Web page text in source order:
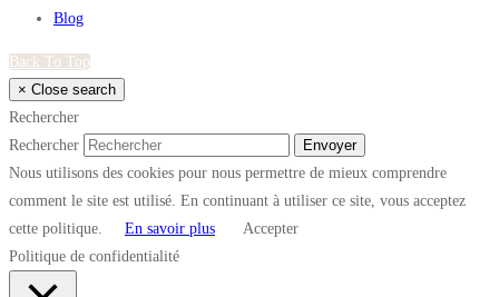
Blog
Back To Top
× Close search
Rechercher
Rechercher
Envoyer
Nous utilisons des cookies pour nous permettre de mieux comprendre
comment le site est utilisé. En continuant à utiliser ce site, vous acceptez
cette politique.
En savoir plus
Accepter
Politique de confidentialité